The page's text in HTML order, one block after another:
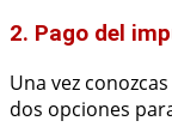
2. Pago del
Una vez
dos opciones